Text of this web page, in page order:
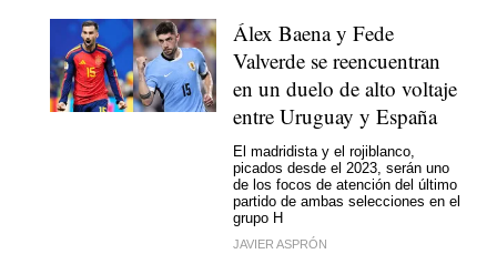
Álex Baena y Fede
Valverde se reencuentran
en un duelo de alto voltaje
entre Uruguay y España
El madridista y el rojiblanco,
picados desde el 2023, serán uno
de los focos de atención del último
partido de ambas selecciones en el
grupo H
JAVIER ASPRÓN